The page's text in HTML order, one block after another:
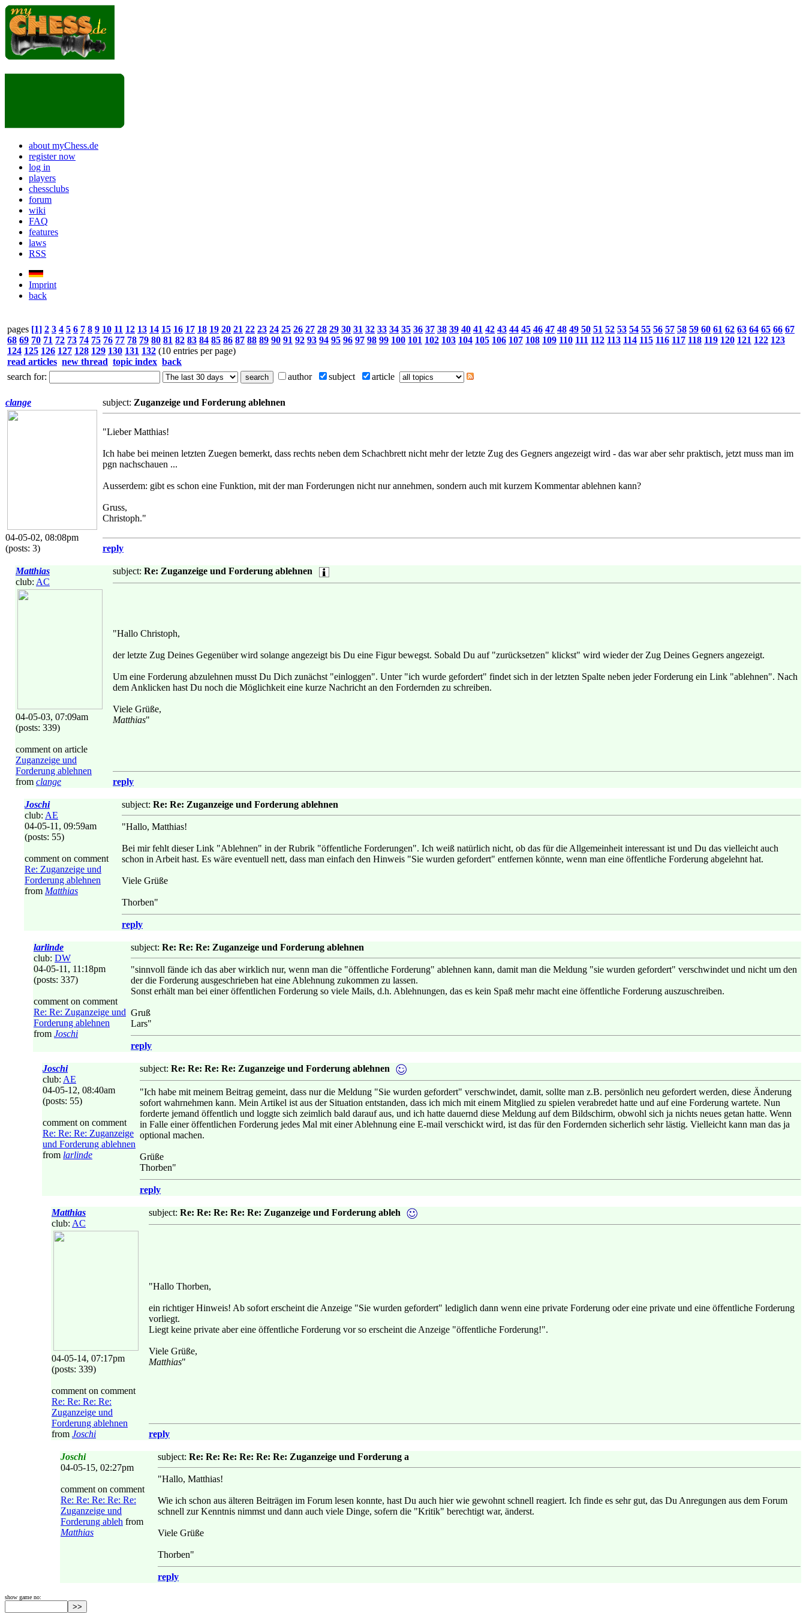
about myChess.de
register now
log in
players
chessclubs
forum
wiki
FAQ
features
laws
RSS
Imprint
back
pages [1] 2 3 4 5 6 7 8 9 10 11 12 13 14 15 16 17 18 19 20 21 22 23 24 25 26 27 28 29 30 31 32 33 34 35 36 37 38 39 40 41 42 43 44 45 46 47 48 49 50 51 52 53 54 55 56 57 58 59 60 61 62 63 64 65 66 67
68 69 70 71 72 73 74 75 76 77 78 79 80 81 82 83 84 85 86 87 88 89 90 91 92 93 94 95 96 97 98 99 100 101 102 103 104 105 106 107 108 109 110 111 112 113 114 115 116 117 118 119 120 121 122 123
124 125 126 127 128 129 130 131 132 (10 entries per page)
read articles new thread topic index back
search for:
author subject article
clange
04-05-02, 08:08pm
(posts: 3)
subject: Zuganzeige und Forderung ablehnen
"Lieber Matthias!
Ich habe bei meinen letzten Zuegen bemerkt, dass rechts neben dem Schachbrett nicht mehr der letzte Zug des Gegners angezeigt wird - das war aber sehr praktisch, jetzt muss man im
pgn nachschauen ...
Ausserdem: gibt es schon eine Funktion, mit der man Forderungen nicht nur annehmen, sondern auch mit kurzem Kommentar ablehnen kann?
Gruss,
Christoph."
reply
Matthias
club: AC
04-05-03, 07:09am
(posts: 339)
comment on article
Zuganzeige und
Forderung ablehnen
from clange
subject: Re: Zuganzeige und Forderung ablehnen
"Hallo Christoph,
der letzte Zug Deines Gegenüber wird solange angezeigt bis Du eine Figur bewegst. Sobald Du auf "zurücksetzen" klickst" wird wieder der Zug Deines Gegners angezeigt.
Um eine Forderung abzulehnen musst Du Dich zunächst "einloggen". Unter "ich wurde gefordert" findet sich in der letzten Spalte neben jeder Forderung ein Link "ablehnen". Nach
dem Anklicken hast Du noch die Möglichkeit eine kurze Nachricht an den Fordernden zu schreiben.
Viele Grüße,
Matthias"
reply
Joschi
club: AE
04-05-11, 09:59am
(posts: 55)
comment on comment
Re: Zuganzeige und
Forderung ablehnen
from Matthias
subject: Re: Re: Zuganzeige und Forderung ablehnen
"Hallo, Matthias!
Bei mir fehlt dieser Link "Ablehnen" in der Rubrik "öffentliche Forderungen". Ich weiß natürlich nicht, ob das für die Allgemeinheit interessant ist und Du das vielleicht auch
schon in Arbeit hast. Es wäre eventuell nett, dass man einfach den Hinweis "Sie wurden gefordert" entfernen könnte, wenn man eine öffentliche Forderung abgelehnt hat.
Viele Grüße
Thorben"
reply
larlinde
club: DW
04-05-11, 11:18pm
(posts: 337)
comment on comment
Re: Re: Zuganzeige und
Forderung ablehnen
from Joschi
subject: Re: Re: Re: Zuganzeige und Forderung ablehnen
"sinnvoll fände ich das aber wirklich nur, wenn man die "öffentliche Forderung" ablehnen kann, damit man die Meldung "sie wurden gefordert" verschwindet und nicht um den
der die Forderung ausgeschrieben hat eine Ablehnung zukommen zu lassen.
Sonst erhält man bei einer öffentlichen Forderung so viele Mails, d.h. Ablehnungen, das es kein Spaß mehr macht eine öffentliche Forderung auszuschreiben.
Gruß
Lars"
reply
Joschi
club: AE
04-05-12, 08:40am
(posts: 55)
comment on comment
Re: Re: Re: Zuganzeige
und Forderung ablehnen
from larlinde
subject: Re: Re: Re: Re: Zuganzeige und Forderung ablehnen
"Ich habe mit meinem Beitrag gemeint, dass nur die Meldung "Sie wurden gefordert" verschwindet, damit, sollte man z.B. persönlich neu gefordert werden, diese Änderung
sofort wahrnehmen kann. Mein Artikel ist aus der Situation entstanden, dass ich mich mit einem Mitglied zu spielen verabredet hatte und auf eine Forderung wartete. Nun
forderte jemand öffentlich und loggte sich zeimlich bald darauf aus, und ich hatte dauernd diese Meldung auf dem Bildschirm, obwohl sich ja nichts neues getan hatte. Wenn
in Falle einer öffentlichen Forderung jedes Mal mit einer Ablehnung eine E-mail verschickt wird, ist das für den Fordernden sicherlich sehr lästig. Vielleicht kann man das ja
optional machen.
Grüße
Thorben"
reply
Matthias
club: AC
04-05-14, 07:17pm
(posts: 339)
comment on comment
Re: Re: Re: Re:
Zuganzeige und
Forderung ablehnen
from Joschi
subject: Re: Re: Re: Re: Re: Zuganzeige und Forderung ableh
"Hallo Thorben,
ein richtiger Hinweis! Ab sofort erscheint die Anzeige "Sie wurden gefordert" lediglich dann wenn eine private Forderung oder eine private und eine öffentliche Forderung
vorliegt.
Liegt keine private aber eine öffentliche Forderung vor so erscheint die Anzeige "öffentliche Forderung!".
Viele Grüße,
Matthias"
reply
Joschi
04-05-15, 02:27pm
comment on comment
Re: Re: Re: Re: Re:
Zuganzeige und
Forderung ableh from
Matthias
subject: Re: Re: Re: Re: Re: Re: Zuganzeige und Forderung a
"Hallo, Matthias!
Wie ich schon aus älteren Beiträgen im Forum lesen konnte, hast Du auch hier wie gewohnt schnell reagiert. Ich finde es sehr gut, das Du Anregungen aus dem Forum
schnell zur Kenntnis nimmst und dann auch viele Dinge, sofern die "Kritik" berechtigt war, änderst.
Viele Grüße
Thorben"
reply
show game no: